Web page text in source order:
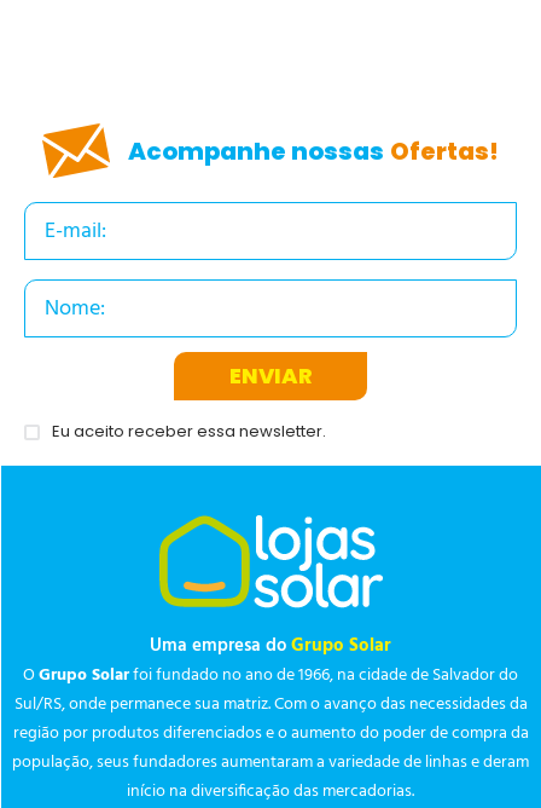
Acompanhe nossas Ofertas!
ENVIAR
Eu aceito receber essa newsletter.
Uma empresa doGrupo Solar
OGrupo Solarfoi fundado no ano de 1966, na cidade de Salvador do
Sul/RS, onde permanece sua matriz. Com o avanço das necessidades da
região por produtos diferenciados e o aumento do poder de compra da
população, seus fundadores aumentaram a variedade de linhas e deram
início na diversificação das mercadorias.